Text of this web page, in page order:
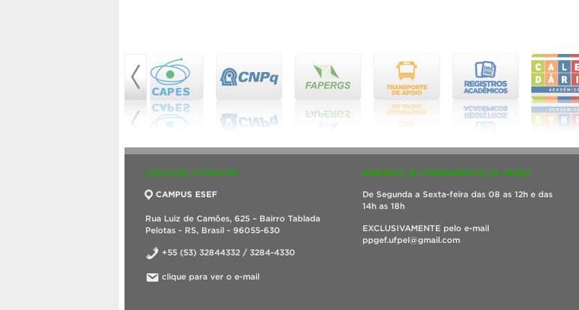
LOCALIZE O PPGCMH
CAMPUS ESEF
Rua Luiz de Camões, 625 – Bairro Tablada
Pelotas - RS, Brasil - 96055-630
+55 (53) 32844332 / 3284-4330
clique para ver o e-mail
HORÁRIO DE ATENDIMENTO DO PPGEF
De Segunda a Sexta-feira das 08 as 12h e das
14h as 18h
EXCLUSIVAMENTE pelo e-mail
ppgef.ufpel@gmail.com